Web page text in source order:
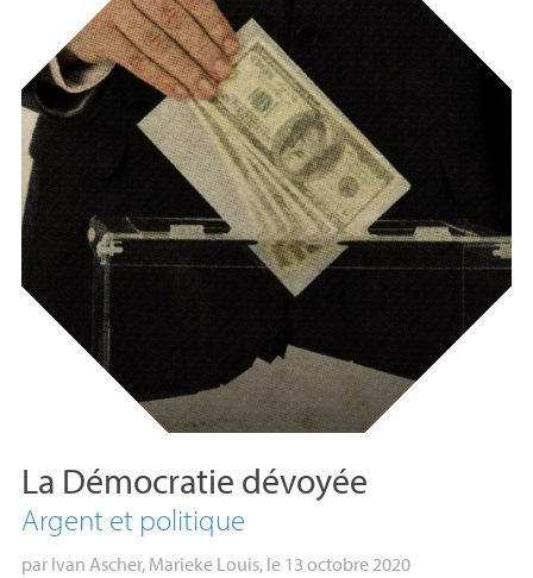
La Démocratie dévoyée
Argent et politique
par Ivan Ascher, Marieke Louis, le 13 octobre 2020